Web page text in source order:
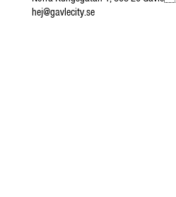
hej@gavlecity.se